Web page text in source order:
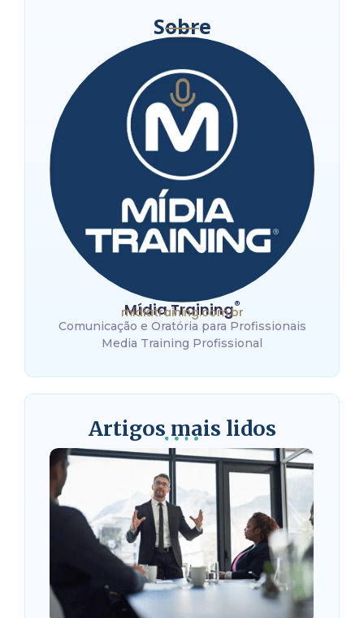
Sobre
Mídia Training®
midiatraining.com.br
Comunicação e Oratória para Profissionais
Media Training Profissional
Artigos mais lidos